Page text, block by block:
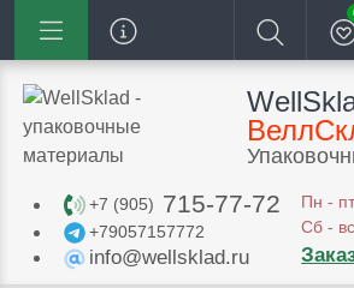
+7 (905) 715-77-72
+79057157772
info@wellsklad.ru
Пн -
Сб -